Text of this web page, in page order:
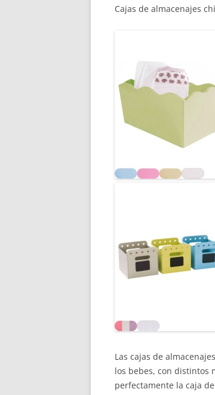
Cajas de almacenajes
Las cajas de
los bebes, con distintos
perfectamente la caja